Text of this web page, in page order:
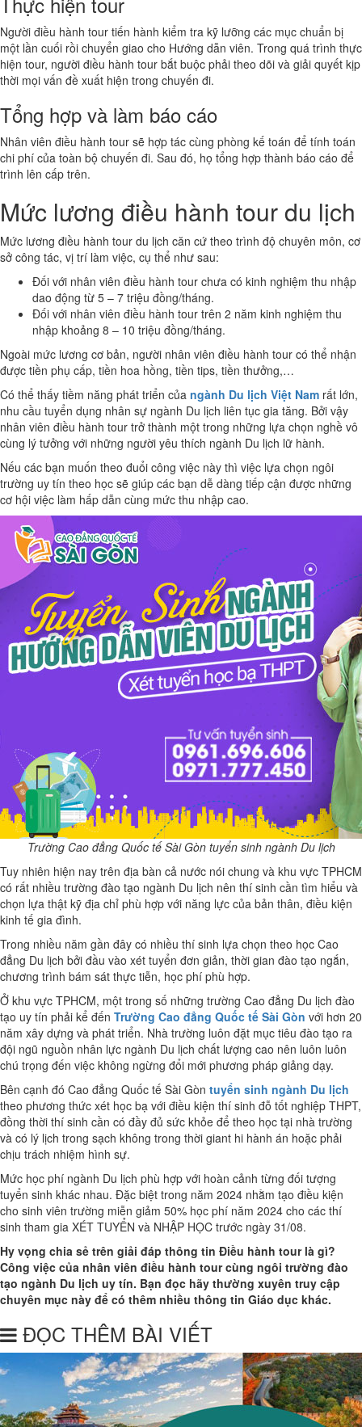
Người điều hành tour tiến hành kiểm tra kỹ lưỡng các mục chuẩn bị
một lần cuối rồi chuyển giao cho Hướng dẫn viên. Trong quá trình thực
hiện tour, người điều hành tour bắt buộc phải theo dõi và giải quyết kịp
thời mọi vấn đề xuất hiện trong chuyến đi.
Tổng hợp và làm báo cáo
Nhân viên điều hành tour sẽ hợp tác cùng phòng kế toán để tính toán
chi phí của toàn bộ chuyến đi. Sau đó, họ tổng hợp thành báo cáo để
trình lên cấp trên.
Mức lương điều hành tour du lịch
Mức lương điều hành tour du lịch căn cứ theo trình độ chuyên môn, cơ
sở công tác, vị trí làm việc, cụ thể như sau:
Đối với nhân viên điều hành tour chưa có kinh nghiệm thu nhập
dao động từ 5 – 7 triệu đồng/tháng.
Đối với nhân viên điều hành tour trên 2 năm kinh nghiệm thu
nhập khoảng 8 – 10 triệu đồng/tháng.
Ngoài mức lương cơ bản, người nhân viên điều hành tour có thể nhận
được tiền phụ cấp, tiền hoa hồng, tiền tips, tiền thưởng,…
Có thể thấy tiềm năng phát triển của ngành Du lịch Việt Nam rất lớn,
nhu cầu tuyển dụng nhân sự ngành Du lịch liên tục gia tăng. Bởi vậy
nhân viên điều hành tour trở thành một trong những lựa chọn nghề vô
cùng lý tưởng với những người yêu thích ngành Du lịch lữ hành.
Nếu các bạn muốn theo đuổi công việc này thì việc lựa chọn ngôi
trường uy tín theo học sẽ giúp các bạn dễ dàng tiếp cận được những
cơ hội việc làm hấp dẫn cùng mức thu nhập cao.
Trường Cao đẳng Quốc tế Sài Gòn tuyển sinh ngành Du lịch
Tuy nhiên hiện nay trên địa bàn cả nước nói chung và khu vực TPHCM
có rất nhiều trường đào tạo ngành Du lịch nên thí sinh cần tìm hiểu và
chọn lựa thật kỹ địa chỉ phù hợp với năng lực của bản thân, điều kiện
kinh tế gia đình.
Trong nhiều năm gần đây có nhiều thí sinh lựa chọn theo học Cao
đẳng Du lịch bởi đầu vào xét tuyển đơn giản, thời gian đào tạo ngắn,
chương trình bám sát thực tiễn, học phí phù hợp.
Ở khu vực TPHCM, một trong số những trường Cao đẳng Du lịch đào
tạo uy tín phải kể đến Trường Cao đẳng Quốc tế Sài Gòn với hơn 20
năm xây dựng và phát triển. Nhà trường luôn đặt mục tiêu đào tạo ra
đội ngũ nguồn nhân lực ngành Du lịch chất lượng cao nên luôn luôn
chú trọng đến việc không ngừng đổi mới phương pháp giảng dạy.
Bên cạnh đó Cao đẳng Quốc tế Sài Gòn tuyển sinh ngành Du lịch
theo phương thức xét học bạ với điều kiện thí sinh đỗ tốt nghiệp THPT,
đồng thời thí sinh cần có đầy đủ sức khỏe để theo học tại nhà trường
và có lý lịch trong sạch không trong thời giant hi hành án hoặc phải
chịu trách nhiệm hình sự.
Mức học phí ngành Du lịch phù hợp với hoàn cảnh từng đối tượng
tuyển sinh khác nhau. Đặc biệt trong năm 2024 nhằm tạo điều kiện
cho sinh viên trường miễn giảm 50% học phí năm 2024 cho các thí
sinh tham gia XÉT TUYỂN và NHẬP HỌC trước ngày 31/08.
Hy vọng chia sẻ trên giải đáp thông tin Điều hành tour là gì?
Công việc của nhân viên điều hành tour cùng ngôi trường đào
tạo ngành Du lịch uy tín. Bạn đọc hãy thường xuyên truy cập
chuyên mục này để có thêm nhiều thông tin Giáo dục khác.
ĐỌC THÊM BÀI VIẾT